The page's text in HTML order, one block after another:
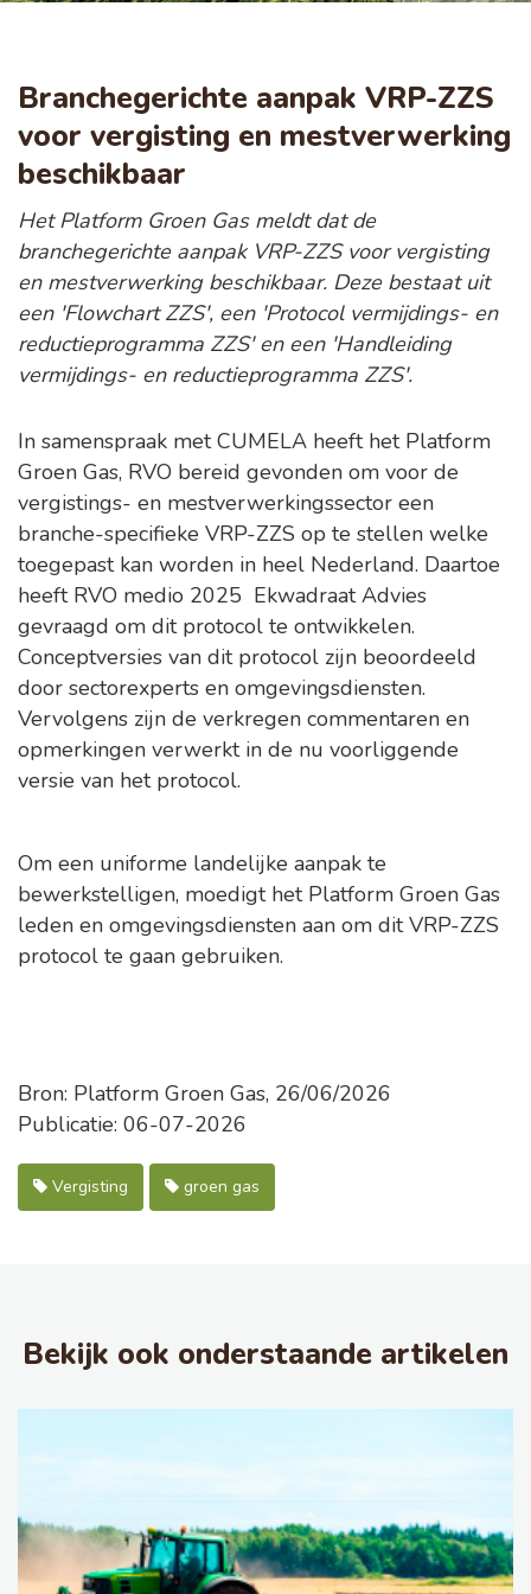
Branchegerichte aanpak VRP-ZZS
voor vergisting en mestverwerking
beschikbaar
Het Platform Groen Gas meldt dat de
branchegerichte aanpak VRP-ZZS voor vergisting
en mestverwerking beschikbaar. Deze bestaat uit
een 'Flowchart ZZS', een 'Protocol vermijdings- en
reductieprogramma ZZS' en een 'Handleiding
vermijdings- en reductieprogramma ZZS'.
In samenspraak met CUMELA heeft het Platform
Groen Gas, RVO bereid gevonden om voor de
vergistings- en mestverwerkingssector een
branche-specifieke VRP-ZZS op te stellen welke
toegepast kan worden in heel Nederland. Daartoe
heeft RVO medio 2025 Ekwadraat Advies
gevraagd om dit protocol te ontwikkelen.
Conceptversies van dit protocol zijn beoordeeld
door sectorexperts en omgevingsdiensten.
Vervolgens zijn de verkregen commentaren en
opmerkingen verwerkt in de nu voorliggende
versie van het protocol.
Om een uniforme landelijke aanpak te
bewerkstelligen, moedigt het Platform Groen Gas
leden en omgevingsdiensten aan om dit VRP-ZZS
protocol te gaan gebruiken.
Bron: Platform Groen Gas, 26/06/2026
Publicatie: 06-07-2026
Vergisting groen gas
Bekijk ook onderstaande artikelen